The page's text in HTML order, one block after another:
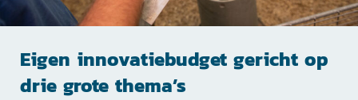
Eigen innovatiebudget gericht op
drie grote thema’s